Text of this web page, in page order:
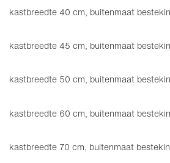
kastbreedte 40 cm, buitenmaat
kastbreedte 45 cm, buitenmaat
kastbreedte 50 cm, buitenmaat
kastbreedte 60 cm, buitenmaat
kastbreedte 70 cm, buitenmaat